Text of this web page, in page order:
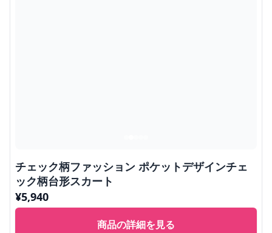
チェック柄ファッション ポケットデザインチェ
ック柄台形スカート
¥5,940
商品の詳細を見る